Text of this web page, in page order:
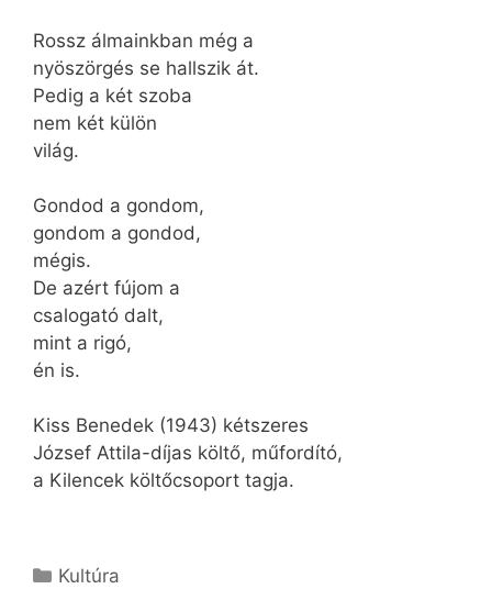
Rossz álmainkban még a
nyöszörgés se hallszik át.
Pedig a két szoba
nem két külön
világ.
Gondod a gondom,
gondom a gondod,
mégis.
De azért fújom a
csalogató dalt,
mint a rigó,
én is.
Kiss Benedek (1943) kétszeres
József Attila-díjas költő, műfordító,
a Kilencek költőcsoport tagja.
Kategória
Kultúra